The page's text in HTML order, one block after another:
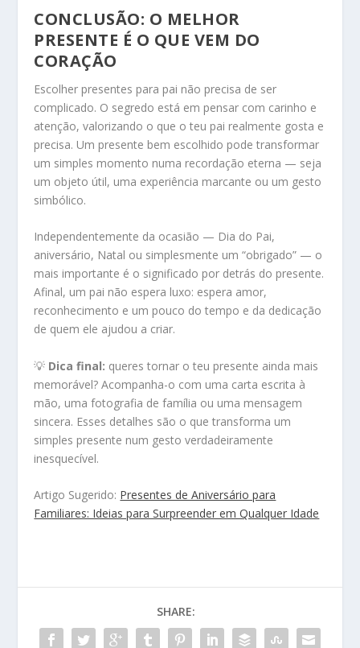
CONCLUSÃO: O MELHOR
PRESENTE É O QUE VEM DO
CORAÇÃO
Escolher presentes para pai não precisa de ser
complicado. O segredo está em pensar com carinho e
atenção, valorizando o que o teu pai realmente gosta e
precisa. Um presente bem escolhido pode transformar
um simples momento numa recordação eterna — seja
um objeto útil, uma experiência marcante ou um gesto
simbólico.
Independentemente da ocasião — Dia do Pai,
aniversário, Natal ou simplesmente um “obrigado” — o
mais importante é o significado por detrás do presente.
Afinal, um pai não espera luxo: espera amor,
reconhecimento e um pouco do tempo e da dedicação
de quem ele ajudou a criar.
💡 Dica final: queres tornar o teu presente ainda mais
memorável? Acompanha-o com uma carta escrita à
mão, uma fotografia de família ou uma mensagem
sincera. Esses detalhes são o que transforma um
simples presente num gesto verdadeiramente
inesquecível.
Artigo Sugerido: Presentes de Aniversário para
Familiares: Ideias para Surpreender em Qualquer Idade
SHARE: